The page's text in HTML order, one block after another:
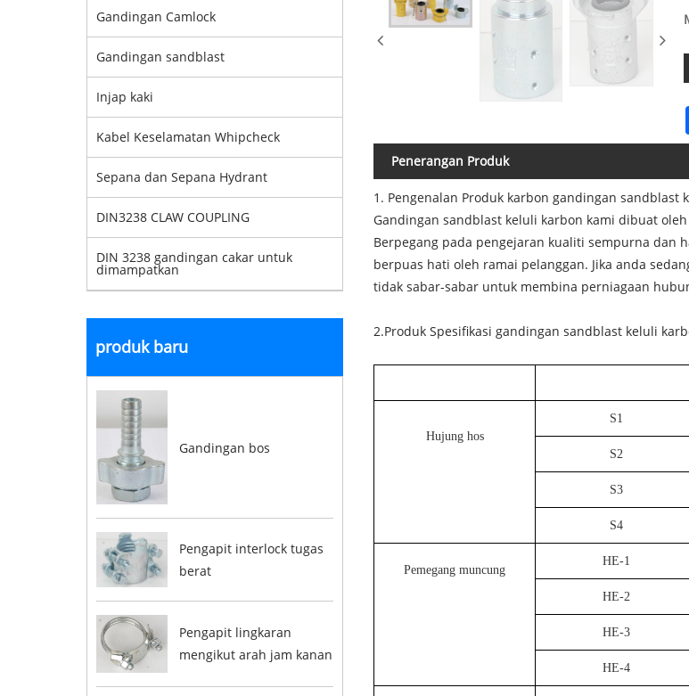
Gandingan Camlock
Gandingan sandblast
Injap kaki
Kabel Keselamatan Whipcheck
Sepana dan Sepana Hydrant
DIN3238 CLAW COUPLING
DIN 3238 gandingan cakar untuk
dimampatkan
produk baru
Gandingan bos
Pengapit interlock tugas
berat
Pengapit lingkaran
mengikut arah jam kanan
Penerangan Produk
1. Pengenalan Produk karbon gandingan sandblast
Gandingan sandblast keluli karbon kami dibuat
Berpegang pada pengejaran kualiti sempurna dan
berpuas hati oleh ramai pelanggan. Jika anda
tidak sabar-sabar untuk membina perniagaan
2.Produk Spesifikasi gandingan sandblast keluli
Hujung hos
S1
S2
S3
S4
Pemegang muncung
HE-1
HE-2
HE-3
HE-4